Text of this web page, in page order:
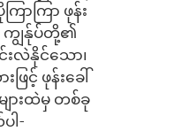
ြာကြာ ဖုန်း
ကျွန်ုပ်တို့၏
လဲနိုင်သော၊
င့် ဖုန်းခေါ်
ားထဲမှ တစ်ခု
ါ-